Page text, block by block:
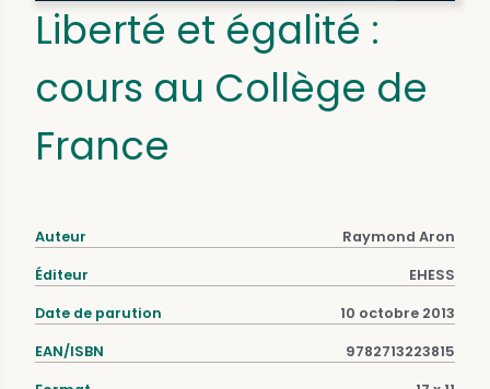
Liberté et égalité :
cours au Collège de
France
Auteur Raymond Aron
Éditeur EHESS
Date de parution 10 octobre 2013
EAN/ISBN 9782713223815